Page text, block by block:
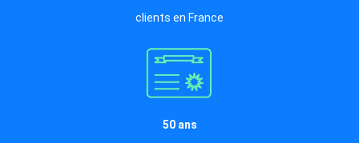
clients en France
50 ans